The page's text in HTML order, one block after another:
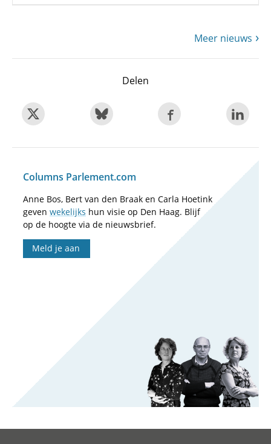
Meer nieuws
Delen
Columns Parlement.com
Anne Bos, Bert van den Braak en Carla Hoetink
geven wekelijks hun visie op Den Haag. Blijf
op de hoogte via de nieuwsbrief.
Meld je aan